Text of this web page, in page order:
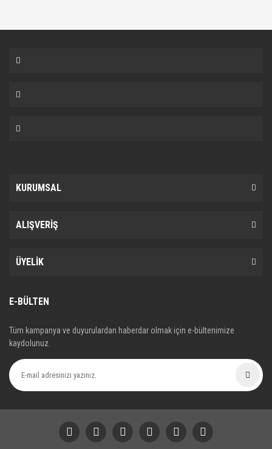
KURUMSAL
ALIŞVERİŞ
ÜYELİK
E-BÜLTEN
Tüm kampanya ve duyurulardan haberdar olmak için e-bültenimize
kaydolunuz.